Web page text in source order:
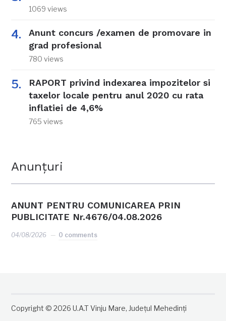
1069 views
Anunt concurs /examen de promovare in
grad profesional
780 views
RAPORT privind indexarea impozitelor si
taxelor locale pentru anul 2020 cu rata
inflatiei de 4,6%
765 views
Anunțuri
ANUNT PENTRU COMUNICAREA PRIN
PUBLICITATE Nr.4676/04.08.2026
04/08/2026 0 comments
Copyright © 2026 U.A.T Vinju Mare, Județul Mehedinți